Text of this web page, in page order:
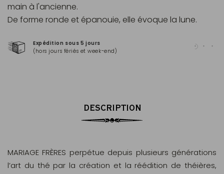
Expédition sous 5 jours
(hors jours fériés et week-end)
main à l'ancienne.
De forme ronde et épanouie, elle évoque la lune.
DESCRIPTION
MARIAGE FRÈRES perpétue depuis plusieurs générations
l’art du thé par la création et la réédition de théières,